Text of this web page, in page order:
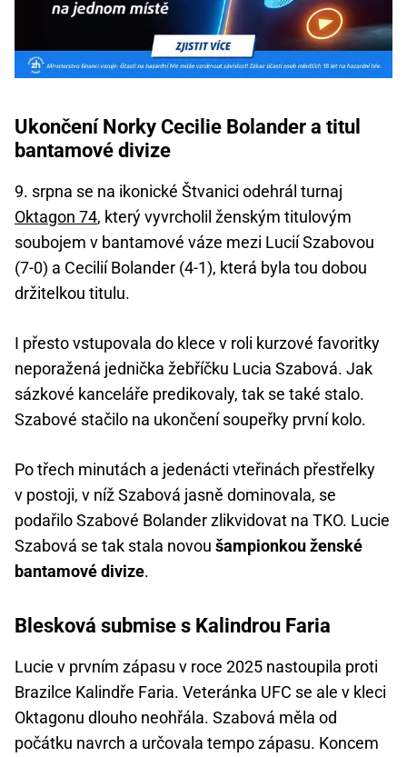
Ukončení Norky Cecilie Bolander a titul
bantamové divize
9. srpna se na ikonické Štvanici odehrál turnaj
Oktagon 74, který vyvrcholil ženským titulovým
soubojem v bantamové váze mezi Lucií Szabovou
(7-0) a Cecilií Bolander (4-1), která byla tou dobou
držitelkou titulu.
I přesto vstupovala do klece v roli kurzové favoritky
neporažená jednička žebříčku Lucia Szabová. Jak
sázkové kanceláře predikovaly, tak se také stalo.
Szabové stačilo na ukončení soupeřky první kolo.
Po třech minutách a jedenácti vteřinách přestřelky
v postoji, v níž Szabová jasně dominovala, se
podařilo Szabové Bolander zlikvidovat na TKO. Lucie
Szabová se tak stala novou šampionkou ženské
bantamové divize.
Blesková submise s Kalindrou Faria
Lucie v prvním zápasu v roce 2025 nastoupila proti
Brazilce Kalindře Faria. Veteránka UFC se ale v kleci
Oktagonu dlouho neohřála. Szabová měla od
počátku navrch a určovala tempo zápasu. Koncem